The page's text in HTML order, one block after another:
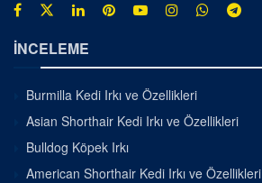
İNCELEME
Burmilla Kedi Irkı ve Özellikleri
Asian Shorthair Kedi Irkı ve Özellikleri
Bulldog Köpek Irkı
American Shorthair Kedi Irkı ve Özellikleri